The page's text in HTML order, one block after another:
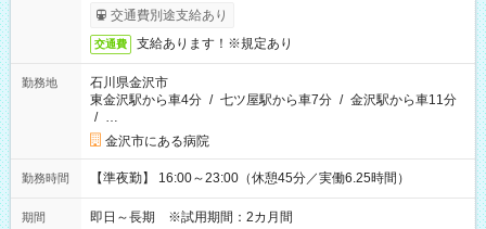
交通費別途支給あり
交通費 支給あります！※規定あり
勤務地
石川県金沢市
東金沢駅から車4分 / 七ツ屋駅から車7分 / 金沢駅から車11分
/ …
金沢市にある病院
勤務時間 【準夜勤】 16:00～23:00（休憩45分／実働6.25時間）
期間 即日～長期 ※試用期間：2カ月間